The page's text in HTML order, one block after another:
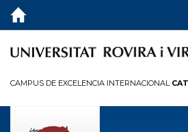
LA FACULTAD
CALIDAD
CAMPUS DE EXCELENCIA INTERNACIONAL